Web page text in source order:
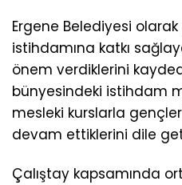
Ergene Belediyesi
istihdamına katkı
önem verdiklerini
bünyesindeki istihdam
mesleki kurslarla
devam ettiklerini dile
Çalıştay kapsamında